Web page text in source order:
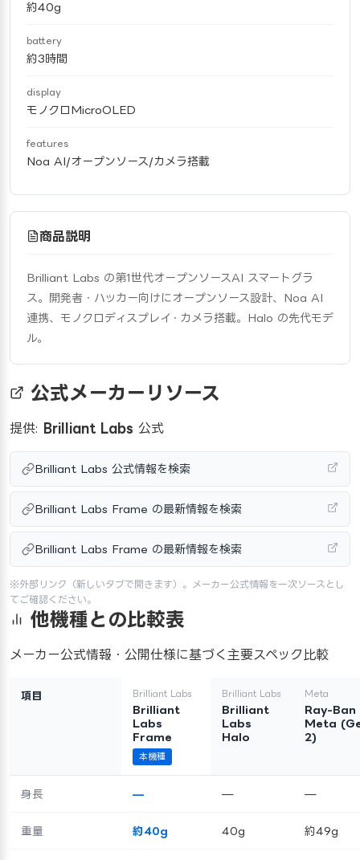
約40g
battery
約3時間
display
モノクロMicroOLED
features
Noa AI/オープンソース/カメラ搭載
商品説明
Brilliant Labs の第1世代オープンソースAI スマートグラ
ス。開発者・ハッカー向けにオープンソース設計、Noa AI
連携、モノクロディスプレイ・カメラ搭載。Halo の先代モデ
ル。
公式メーカーリソース
提供: Brilliant Labs 公式
Brilliant Labs 公式情報を検索
Brilliant Labs Frame の最新情報を検索
Brilliant Labs Frame の最新情報を検索
※外部リンク（新しいタブで開きます）。メーカー公式情報を一次ソースとし
てご確認ください。
他機種との比較表
メーカー公式情報・公開仕様に基づく主要スペック比較
項目 Brilliant Labs
Brilliant
Labs
Frame
本機種
Brilliant Labs
Brilliant
Labs
Halo
Meta
Ray-Ban
Meta
2)
身長 — — —
重量 約40g 40g 約49g